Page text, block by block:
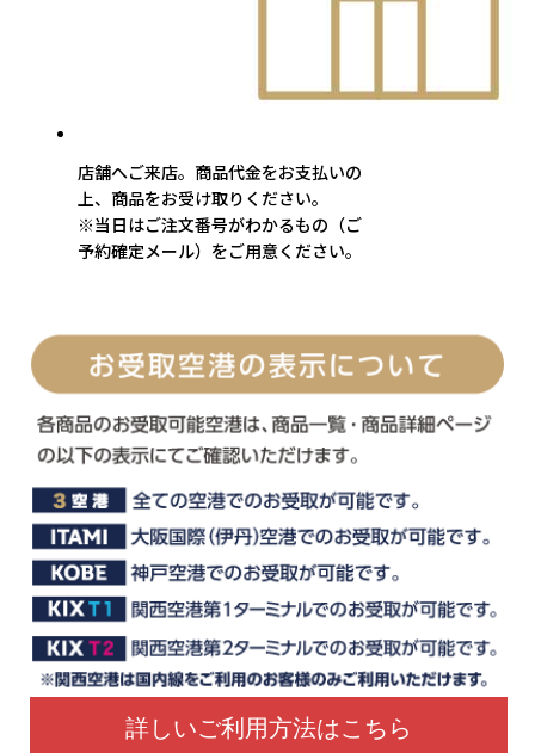
店舗へご来店。商品代金をお支払いの
上、商品をお受け取りください。
※当日はご注文番号がわかるもの（ご
予約確定メール）をご用意ください。
詳しいご利用方法はこちら